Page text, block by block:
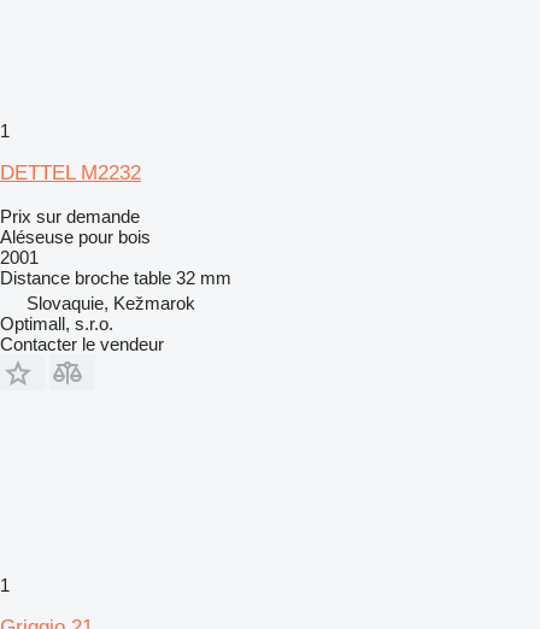
1
DETTEL M2232
Prix sur demande
Aléseuse pour bois
2001
Distance broche table 32 mm
Slovaquie, Kežmarok
Optimall, s.r.o.
Contacter le vendeur
1